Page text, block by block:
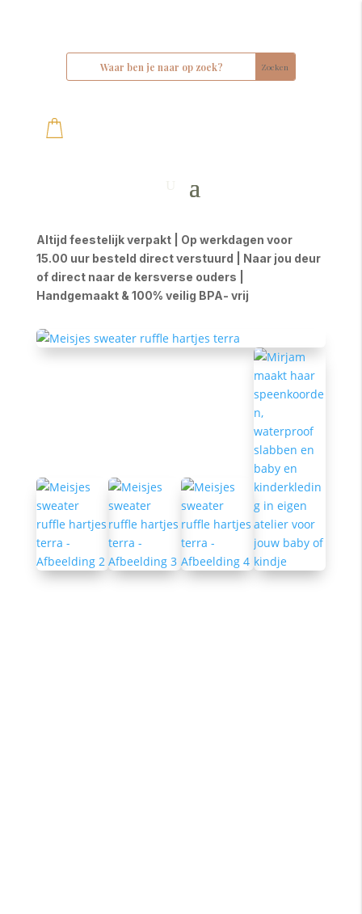
Altijd feestelijk verpakt | Op werkdagen voor
15.00 uur besteld direct verstuurd | Naar jou deur
of direct naar de kersverse ouders |
Handgemaakt & 100% veilig BPA- vrij